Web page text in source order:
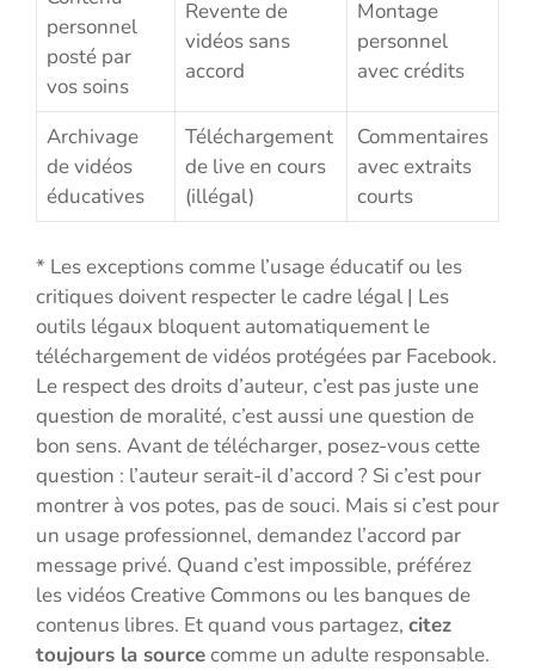
personnel
posté par
vos soins
Revente de
vidéos sans
accord
Montage
personnel
avec crédits
Archivage
de vidéos
éducatives
Téléchargement
de live en cours
(illégal)
Commentaires
avec extraits
courts
* Les exceptions comme l’usage éducatif ou les
critiques doivent respecter le cadre légal | Les
outils légaux bloquent automatiquement le
téléchargement de vidéos protégées par Facebook.
Le respect des droits d’auteur, c’est pas juste une
question de moralité, c’est aussi une question de
bon sens. Avant de télécharger, posez-vous cette
question : l’auteur serait-il d’accord ? Si c’est pour
montrer à vos potes, pas de souci. Mais si c’est pour
un usage professionnel, demandez l’accord par
message privé. Quand c’est impossible, préférez
les vidéos Creative Commons ou les banques de
contenus libres. Et quand vous partagez, citez
toujours la sourcecomme un adulte responsable.